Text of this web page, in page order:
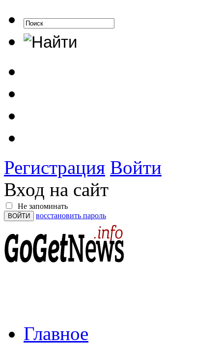
Регистрация Войти
Вход на сайт
Не запоминать
восстановить пароль
Главное